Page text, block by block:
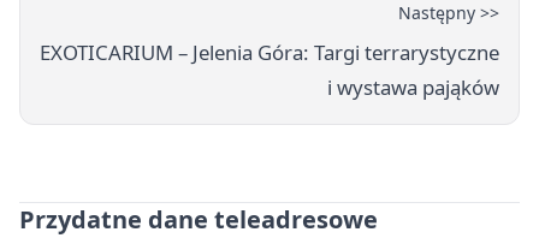
Następny >>
EXOTICARIUM – Jelenia Góra: Targi terrarystyczne
i wystawa pająków
Przydatne dane teleadresowe